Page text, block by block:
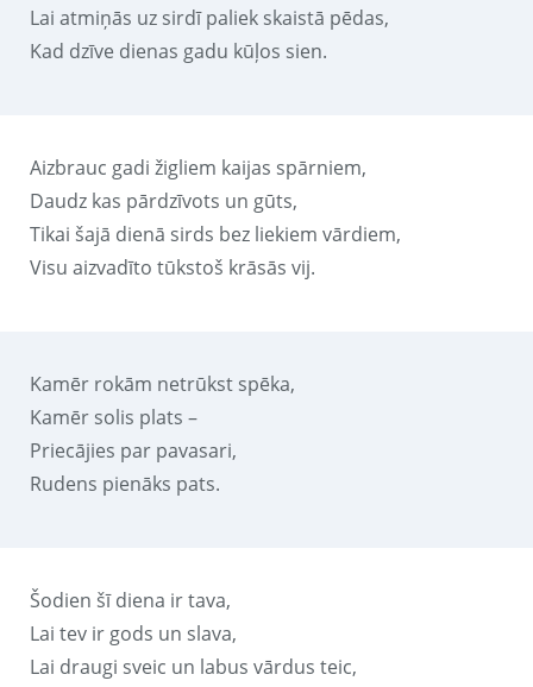
Lai atmiņās uz sirdī paliek skaistā pēdas,
Kad dzīve dienas gadu kūļos sien.
Aizbrauc gadi žigliem kaijas spārniem,
Daudz kas pārdzīvots un gūts,
Tikai šajā dienā sirds bez liekiem vārdiem,
Visu aizvadīto tūkstoš krāsās vij.
Kamēr rokām netrūkst spēka,
Kamēr solis plats –
Priecājies par pavasari,
Rudens pienāks pats.
Šodien šī diena ir tava,
Lai tev ir gods un slava,
Lai draugi sveic un labus vārdus teic,